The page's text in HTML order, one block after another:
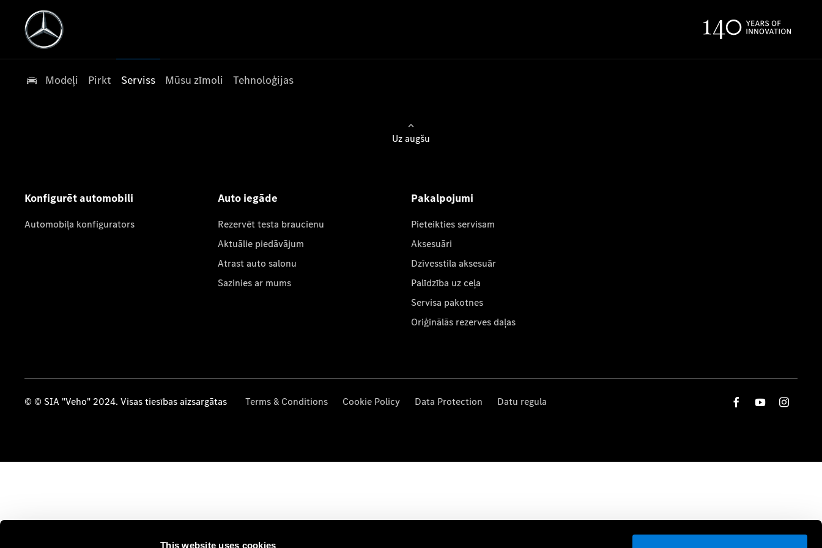
This website uses cookies
Modeļi Pirkt Serviss Mūsu zīmoli Tehnoloģijas
Uz augšu
Konfigurēt automobili
Automobiļa konfigurators
Auto iegāde
Rezervēt testa braucienu
Aktuālie piedāvājum
Atrast auto salonu
Sazinies ar mums
Pakalpojumi
Pieteikties servisam
Aksesuāri
Dzīvesstila aksesuār
Palīdzība uz ceļa
Servisa pakotnes
Oriģinālās rezerves daļas
© © SIA "Veho" 2024. Visas tiesības aizsargātas Terms & Conditions Cookie Policy Data Protection Datu regula